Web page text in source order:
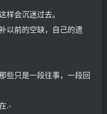
样会沉迷过去。
以前的空缺，自己的遗
些只是一段往事，一段回
.-